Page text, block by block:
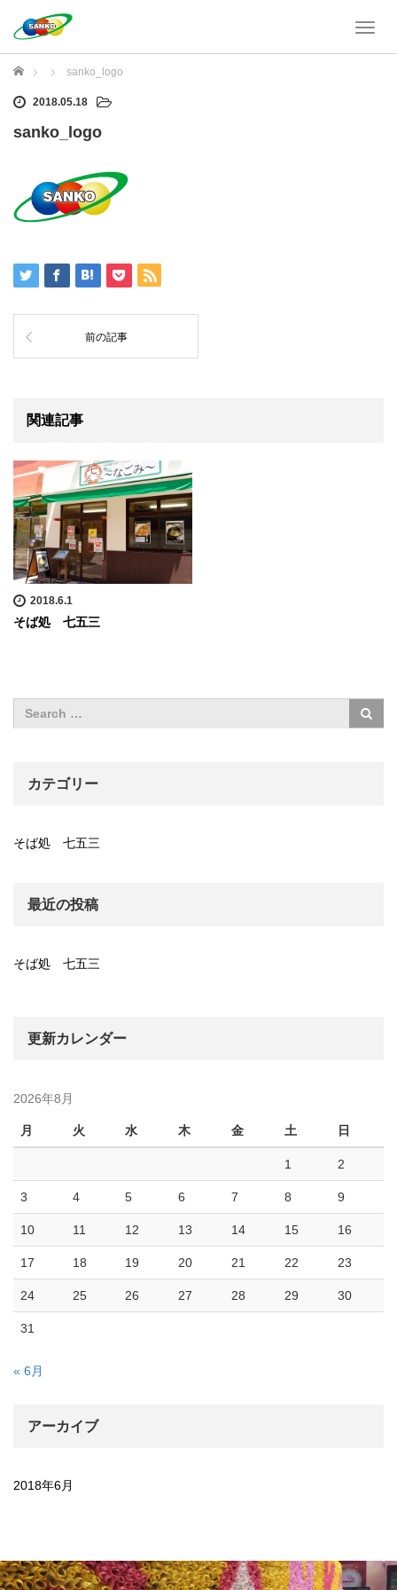
T
ホーム sanko_logo
2018.05.18
sanko_logo
前の記事
関連記事
2018.6.1
そば処 七五三
カテゴリー
そば処 七五三
最近の投稿
そば処 七五三
更新カレンダー
2026年8月
月 火 水 木 金 土 日
1 2
3 4 5 6 7 8 9
10 11 12 13 14 15 16
17 18 19 20 21 22 23
24 25 26 27 28 29 30
31
« 6月
アーカイブ
2018年6月